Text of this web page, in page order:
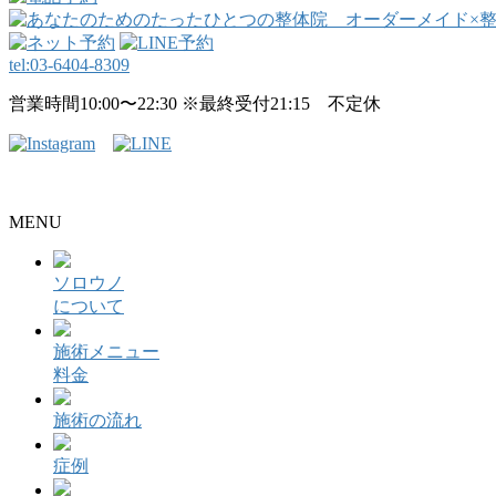
tel:03-6404-8309
営業時間10:00〜22:30 ※最終受付21:15 不定休
MENU
ソロウノ
について
施術メニュー
料金
施術の流れ
症例